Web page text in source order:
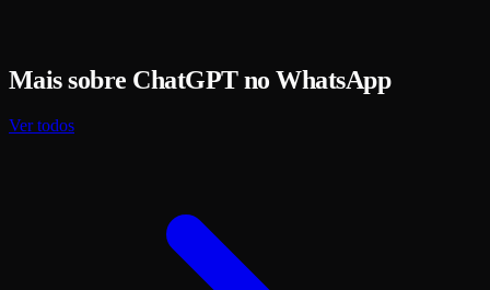
Mais sobre ChatGPT no WhatsApp
Ver todos